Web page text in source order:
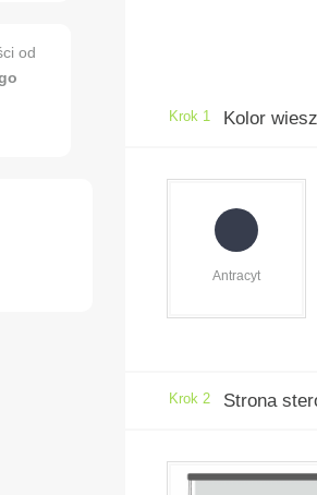
od
Krok 1 Kolor
Antracyt
Krok 2 Strona